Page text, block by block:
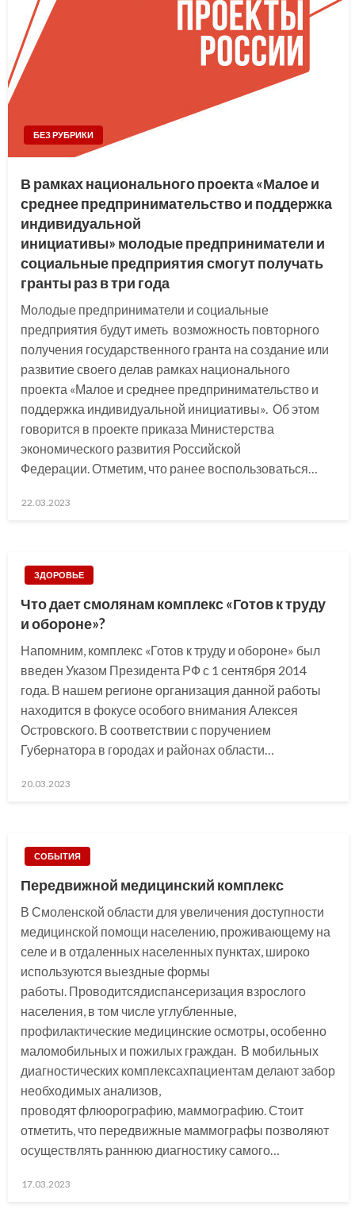
БЕЗ РУБРИКИ
В рамках национального проекта «Малое и
среднее предпринимательство и поддержка
индивидуальной
инициативы» молодые предприниматели и
социальные предприятия смогут получать
гранты раз в три года
Молодые предприниматели и социальные
предприятия будут иметь возможность повторного
получения государственного гранта на создание или
развитие своего делав рамках национального
проекта «Малое и среднее предпринимательство и
поддержка индивидуальной инициативы». Об этом
говорится в проекте приказа Министерства
экономического развития Российской
Федерации. Отметим, что ранее воспользоваться…
Posted
22.03.2023
ЗДОРОВЬЕ
Что дает смолянам комплекс «Готов к труду
и обороне»?
Напомним, комплекс «Готов к труду и обороне» был
введен Указом Президента РФ с 1 сентября 2014
года. В нашем регионе организация данной работы
находится в фокусе особого внимания Алексея
Островского. В соответствии с поручением
Губернатора в городах и районах области…
Posted
20.03.2023
СОБЫТИЯ
Передвижной медицинский комплекс
В Смоленской области для увеличения доступности
медицинской помощи населению, проживающему на
селе и в отдаленных населенных пунктах, широко
используются выездные формы
работы. Проводитсядиспансеризация взрослого
населения, в том числе углубленные,
профилактические медицинские осмотры, особенно
маломобильных и пожилых граждан. В мобильных
диагностических комплексахпациентам делают забор
необходимых анализов,
проводят флюорографию, маммографию. Стоит
отметить, что передвижные маммографы позволяют
осуществлять раннюю диагностику самого…
Posted
17.03.2023